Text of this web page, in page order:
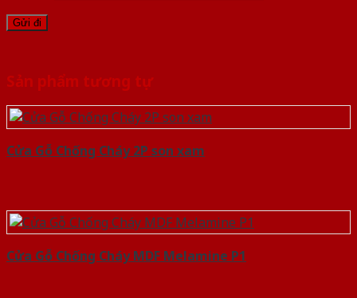
Sản phẩm tương tự
Cửa Gỗ Chống Cháy 2P son xam
Cửa Gỗ Chống Cháy MDF Melamine P1